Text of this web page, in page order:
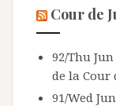
Cour de
92/Thu
de la Cour
91/Wed